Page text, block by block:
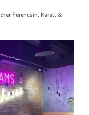
Ferencsin, Karall &